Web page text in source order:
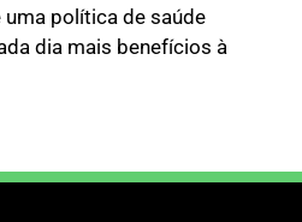
política de saúde
dia mais benefícios à